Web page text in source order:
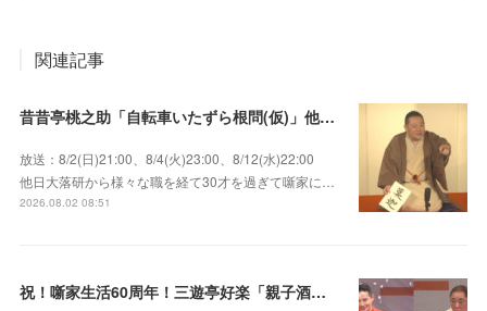
関連記事
昔昔亭桃之助「自転車いたずら根問(仮)」他～師匠・桃太郎のいない初めての桜の季節の独演会！
放送：8/2(日)21:00、8/4(火)23:00、8/12(水)22:00
他日大落研から様々な職を経て30才を過ぎて噺家に…
2026.08.02 08:51
祝！噺家生活60周年！三遊亭好楽「親子酒」錦笑亭満堂「桜ん坊」～満堂フェス2026